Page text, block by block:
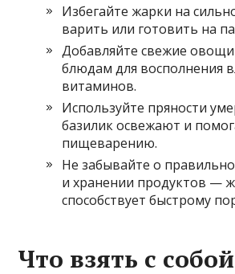
Избегайте жарки на
варить или готовить на
Добавляйте свежие
блюдам для восполнения
витаминов.
Используйте пряности
базилик освежают и
пищеварению.
Не забывайте о
и хранении продуктов —
способствует быстрому
Что взять с